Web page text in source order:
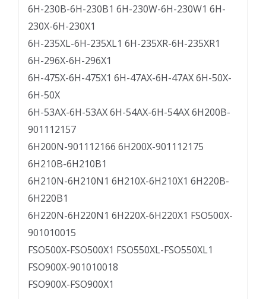
6H-230B-6H-230B1 6H-230W-6H-230W1 6H-
230X-6H-230X1
6H-235XL-6H-235XL1 6H-235XR-6H-235XR1
6H-296X-6H-296X1
6H-475X-6H-475X1 6H-47AX-6H-47AX 6H-50X-
6H-50X
6H-53AX-6H-53AX 6H-54AX-6H-54AX 6H200B-
901112157
6H200N-901112166 6H200X-901112175
6H210B-6H210B1
6H210N-6H210N1 6H210X-6H210X1 6H220B-
6H220B1
6H220N-6H220N1 6H220X-6H220X1 FSO500X-
901010015
FSO500X-FSO500X1 FSO550XL-FSO550XL1
FSO900X-901010018
FSO900X-FSO900X1